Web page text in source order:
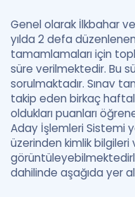
Genel olarak İlkbahar
yılda 2 defa
tamamlamaları için
süre verilmektedir. Bu
sorulmaktadır. Sınav
takip eden birkaç
oldukları puanları
Aday İşlemleri Sistemi
üzerinden kimlik bilgileri
dahilinde aşağıda yer